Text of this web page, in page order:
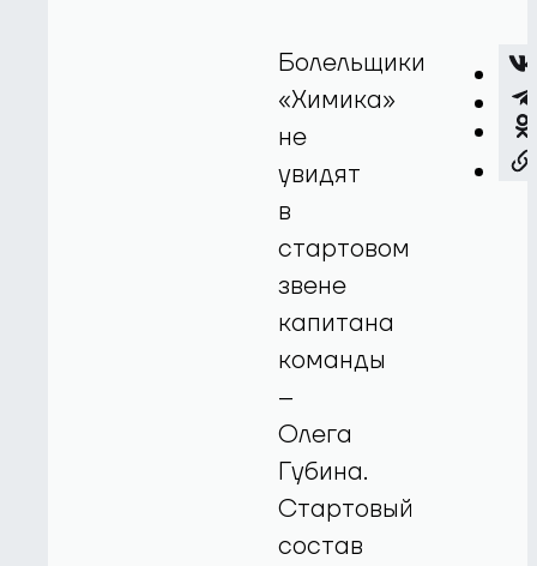
Болельщики
«Химика»
не
увидят
в
стартовом
звене
капитана
команды
–
Олега
Губина.
Стартовый
состав